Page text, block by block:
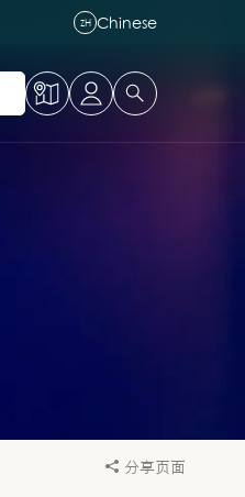
ZH Chinese
分享页面